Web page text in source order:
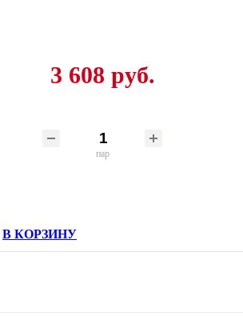
3 608 руб.
пар
В КОРЗИНУ